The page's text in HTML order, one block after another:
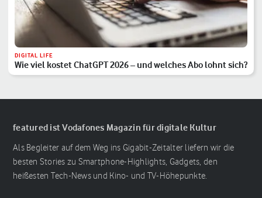
DIGITAL LIFE
Wie viel kostet ChatGPT 2026 – und welches Abo lohnt sich?
featured ist Vodafones Magazin für digitale Kultur
Als Begleiter auf dem Weg ins Gigabit-Zeitalter liefern wir die
besten Stories zu Smartphone-Highlights, Gadgets, den
heißesten Tech-News und Kino- und TV-Höhepunkte.